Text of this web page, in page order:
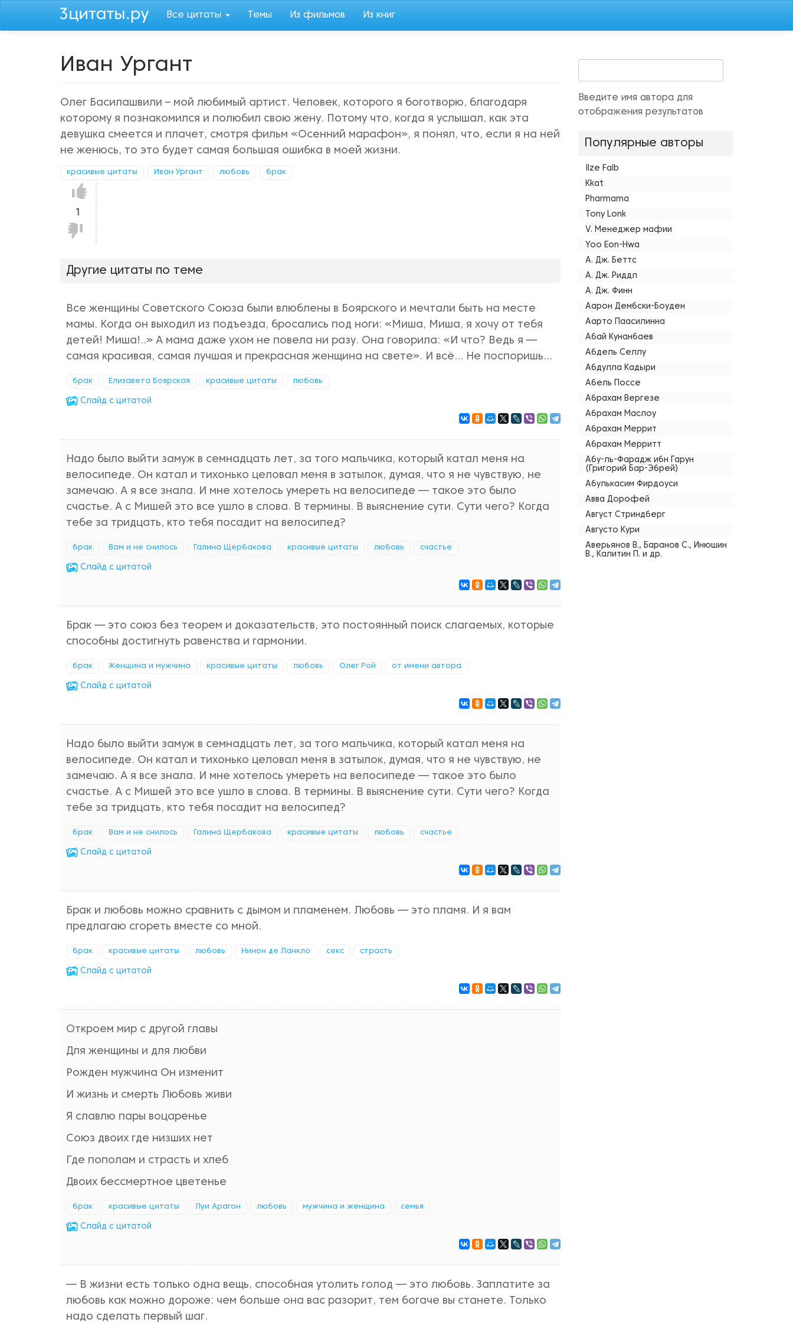
Все цитаты Темы Из фильмов Из книг
Иван Ургант
Олег Басилашвили – мой любимый артист. Человек, которого я боготворю, благодаря
которому я познакомился и полюбил свою жену. Потому что, когда я услышал, как эта
девушка смеется и плачет, смотря фильм «Осенний марафон», я понял, что, если я на ней
не женюсь, то это будет самая большая ошибка в моей жизни.
красивые цитаты Иван Ургант любовь брак
Нравится!
Не
нравится!
Другие цитаты по теме
Все женщины Советского Союза были влюблены в Боярского и мечтали быть на месте
мамы. Когда он выходил из подъезда, бросались под ноги: «Миша, Миша, я хочу от тебя
детей! Миша!..» А мама даже ухом не повела ни разу. Она говорила: «И что? Ведь я —
самая красивая, самая лучшая и прекрасная женщина на свете». И всё... Не поспоришь...
брак Елизавета Боярская красивые цитаты любовь
Cлайд с цитатой
Надо было выйти замуж в семнадцать лет, за того мальчика, который катал меня на
велосипеде. Он катал и тихонько целовал меня в затылок, думая, что я не чувствую, не
замечаю. А я все знала. И мне хотелось умереть на велосипеде — такое это было
счастье. А с Мишей это все ушло в слова. В термины. В выяснение сути. Сути чего? Когда
тебе за тридцать, кто тебя посадит на велосипед?
брак Вам и не снилось Галина Щербакова красивые цитаты любовь счастье
Cлайд с цитатой
Брак — это союз без теорем и доказательств, это постоянный поиск слагаемых, которые
способны достигнуть равенства и гармонии.
брак Женщина и мужчина красивые цитаты любовь Олег Рой от имени автора
Cлайд с цитатой
Надо было выйти замуж в семнадцать лет, за того мальчика, который катал меня на
велосипеде. Он катал и тихонько целовал меня в затылок, думая, что я не чувствую, не
замечаю. А я все знала. И мне хотелось умереть на велосипеде — такое это было
счастье. А с Мишей это все ушло в слова. В термины. В выяснение сути. Сути чего? Когда
тебе за тридцать, кто тебя посадит на велосипед?
брак Вам и не снилось Галина Щербакова красивые цитаты любовь счастье
Cлайд с цитатой
Брак и любовь можно сравнить с дымом и пламенем. Любовь — это пламя. И я вам
предлагаю сгореть вместе со мной.
брак красивые цитаты любовь Нинон де Ланкло секс страсть
Cлайд с цитатой
Откроем мир с другой главы
Для женщины и для любви
Рожден мужчина Он изменит
И жизнь и смерть Любовь живи
Я славлю пары воцаренье
Союз двоих где низших нет
Где пополам и страсть и хлеб
Двоих бессмертное цветенье
брак красивые цитаты Луи Арагон любовь мужчина и женщина семья
Cлайд с цитатой
— В жизни есть только одна вещь, способная утолить голод — это любовь. Заплатите за
любовь как можно дороже: чем больше она вас разорит, тем богаче вы станете. Только
надо сделать первый шаг.
Введите имя автора для
отображения результатов
Популярные авторы
Ilze Falb
Kkat
Pharmama
Tony Lonk
V. Менеджер мафии
Yoo Eon-Hwa
А. Дж. Беттс
А. Дж. Риддл
А. Дж. Финн
Аарон Дембски-Боуден
Аарто Паасилинна
Абай Кунанбаев
Абдель Селлу
Абдулла Кадыри
Абель Поссе
Абрахам Вергезе
Абрахам Маслоу
Абрахам Меррит
Абрахам Мерритт
Абу-ль-Фарадж ибн Гарун
(Григорий Бар-Эбрей)
Абулькасим Фирдоуси
Авва Дорофей
Август Стриндберг
Августо Кури
Аверьянов В., Баранов С., Инюшин
В., Калитин П. и др.